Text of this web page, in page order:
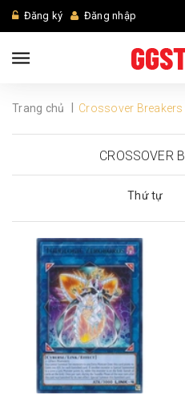
Đăng ký Đăng nhập
Trang chủ Crossover Breakers
CROSSOVER
Thứ tự